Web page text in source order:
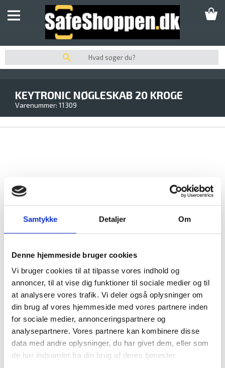
Samtykke Detaljer Om
Denne hjemmeside bruger cookies
Vi bruger cookies til at tilpasse vores indhold og
annoncer, til at vise dig funktioner til sociale medier og til
at analysere vores trafik. Vi deler også oplysninger om
din brug af vores hjemmeside med vores partnere inden
for sociale medier, annonceringspartnere og
analysepartnere. Vores partnere kan kombinere disse
data med andre oplysninger, du har givet dem, eller som
de har indsamlet fra din brug af deres tjenester.
KEYTRONIC NØGLESKAB 20 KROGE
Varenummer: 11309
SKABE
UDPLUK AF SKABE
SIKKERHEDSSKABE
NØGLESKABE / NØGLEBOKSE
Nøglebokse til hjemmet
Nøgleskabe
BRANDSKABE
BATTERISKABE
SERVERSKABE
VÅBENSKABE
MOBILHOTEL